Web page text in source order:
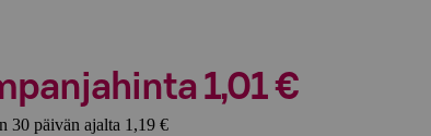
1,01 €
30 päivän ajalta 1,19 €